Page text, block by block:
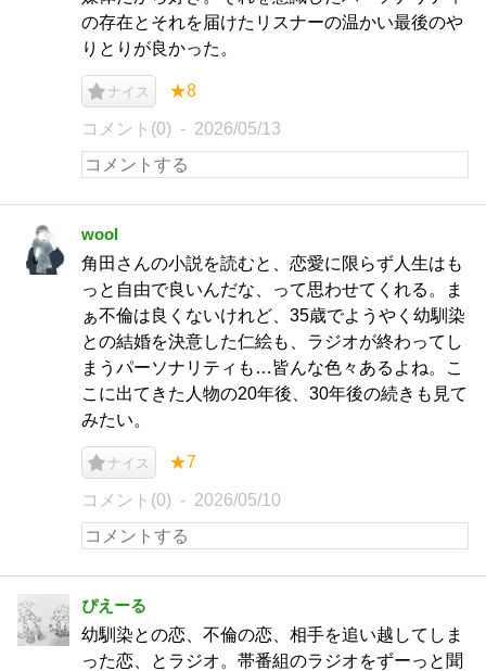
の存在とそれを届けたリスナーの温かい最後のや
りとりが良かった。
ナイス ★8
コメント(0) 2026/05/13
wool
角田さんの小説を読むと、恋愛に限らず人生はも
っと自由で良いんだな、って思わせてくれる。ま
ぁ不倫は良くないけれど、35歳でようやく幼馴染
との結婚を決意した仁絵も、ラジオが終わってし
まうパーソナリティも…皆んな色々あるよね。こ
こに出てきた人物の20年後、30年後の続きも見て
みたい。
ナイス ★7
コメント(0) 2026/05/10
ぴえーる
幼馴染との恋、不倫の恋、相手を追い越してしま
った恋、とラジオ。帯番組のラジオをずーっと聞